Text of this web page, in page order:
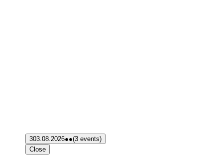
303.08.2026●●(3 events)
Close